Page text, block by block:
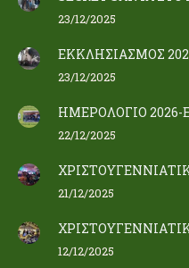
23/12/2025
ΕΚΚΛΗΣΙΑΣΜΟΣ
23/12/2025
ΗΜΕΡΟΛΟΓΙΟ
22/12/2025
21/12/2025
12/12/2025